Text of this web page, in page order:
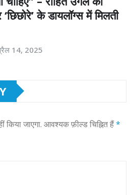
के डायलॉग्स में मिलती
14, 2025
किया जाएगा. आवश्यक फ़ील्ड चिह्नित हैं*